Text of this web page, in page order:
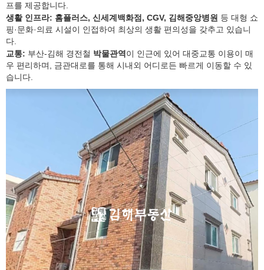
프를 제공합니다.
생활 인프라: 홈플러스, 신세계백화점, CGV, 김해중앙병원 등 대형 쇼
핑·문화·의료 시설이 인접하여 최상의 생활 편의성을 갖추고 있습니
다.
교통: 부산-김해 경전철 박물관역 이 인근에 있어 대중교통 이용이 매
우 편리하며, 금관대로를 통해 시내외 어디로든 빠르게 이동할 수 있
습니다.